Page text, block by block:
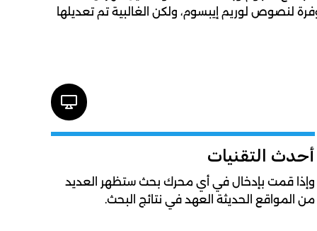
لنصوص لوريم إيبسوم، ولكن الغالبية تم تعديلها
أحدث التقنيات
وإذا قمت بإدخال في أي محرك بحث ستظهر العديد
من المواقع الحديثة العهد في نتائج البحث.